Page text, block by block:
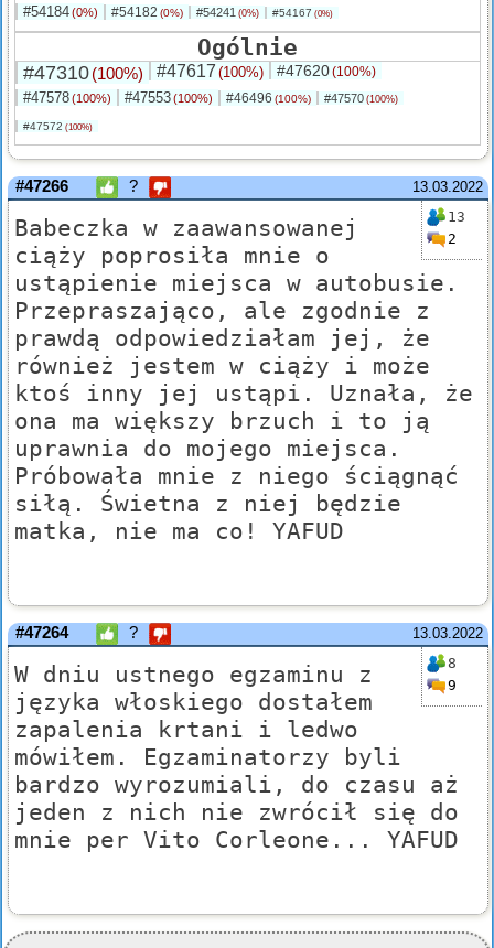
#54184(0%) #54182 (0%) #54241 (0%) #54167 (0%)
Ogólnie
#47310(100%) #47617 (100%) #47620(100%)
#47578(100%) #47553(100%) #46496 (100%) #47570 (100%)
#47572 (100%)
13.03.2022
#47266 ?
13
2
Babeczka w zaawansowanej
ciąży poprosiła mnie o
ustąpienie miejsca w autobusie.
Przepraszająco, ale zgodnie z
prawdą odpowiedziałam jej, że
również jestem w ciąży i może
ktoś inny jej ustąpi. Uznała, że
ona ma większy brzuch i to ją
uprawnia do mojego miejsca.
Próbowała mnie z niego ściągnąć
siłą. Świetna z niej będzie
matka, nie ma co! YAFUD
13.03.2022
#47264 ?
8
9
W dniu ustnego egzaminu z
języka włoskiego dostałem
zapalenia krtani i ledwo
mówiłem. Egzaminatorzy byli
bardzo wyrozumiali, do czasu aż
jeden z nich nie zwrócił się do
mnie per Vito Corleone... YAFUD